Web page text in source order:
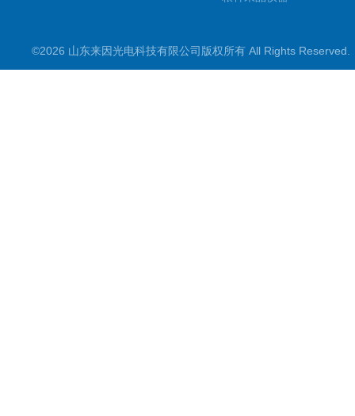
水质检测仪
©2026 山东来因光电科技有限公司版权所有 All Rights